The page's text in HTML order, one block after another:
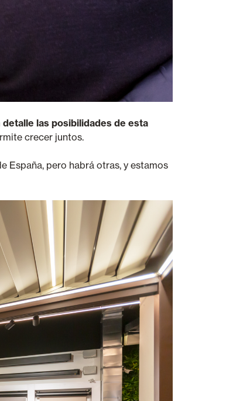
las posibilidades de esta
crecer juntos.
España, pero habrá otras, y estamos